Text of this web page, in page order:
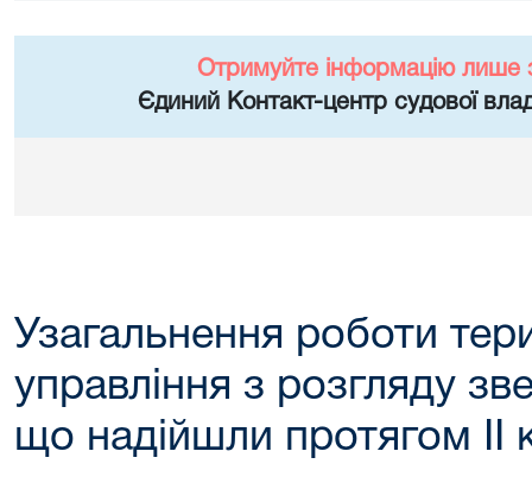
Отримуйте інформацію лише
Єдиний Контакт-центр судової
Узагальнення роботи
управління з розгляду
що надійшли протягом ІІ